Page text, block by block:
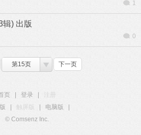
1
辑) 出版
0
第15页 下一页
页 登录
注册
触屏版 电脑版
© Comsenz Inc.